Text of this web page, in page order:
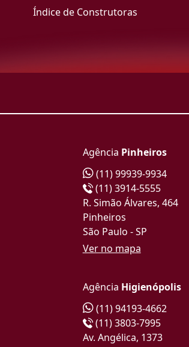
Índice de Construtoras
Agência Pinheiros
(11) 99939-9934
(11) 3914-5555
R. Simão Álvares, 464
Pinheiros
São Paulo - SP
Ver no mapa
Agência Higienópolis
(11) 94193-4662
(11) 3803-7995
Av. Angélica, 1373